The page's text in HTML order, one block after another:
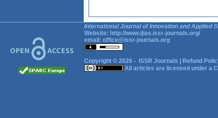
International Journal of Innovation and Applied
Website: http://www.ijias.issr-journals.org/
email: office@issr-journals.org
Copyright © 2026 - ISSR Journals
Refund
All articles are licensed under a